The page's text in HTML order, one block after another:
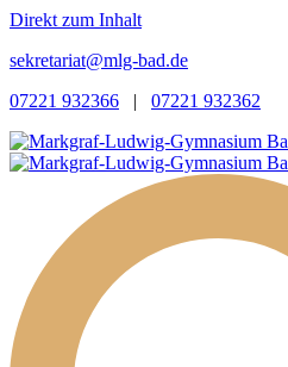
Direkt zum Inhalt
sekretariat@mlg-bad.de
07221 932366 | 07221 932362